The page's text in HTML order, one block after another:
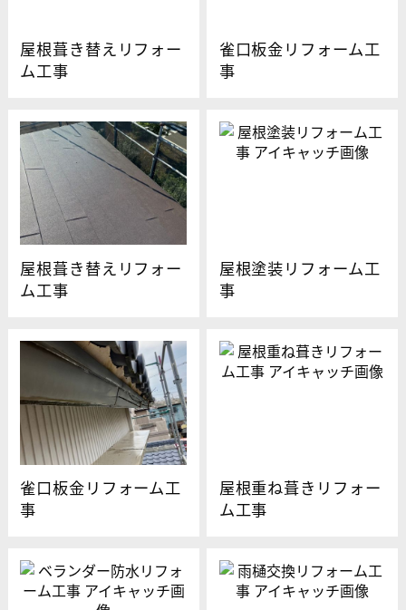
屋根葺き替えリフォー
ム工事
雀口板金リフォーム工
事
屋根葺き替えリフォー
ム工事
屋根塗装リフォーム工
事
雀口板金リフォーム工
事
屋根重ね葺きリフォー
ム工事